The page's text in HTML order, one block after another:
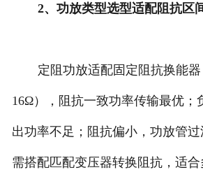
2、功放类型选型适配阻抗区
定阻功放适配固定阻抗换能器
16Ω），阻抗一致功率传输最优；
出功率不足；阻抗偏小，功放管
需搭配匹配变压器转换阻抗，适